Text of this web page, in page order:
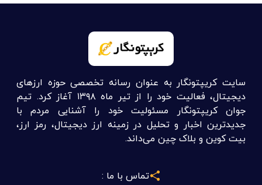
سایت کریپتونگار به عنوان رسانه تخصصی حوزه ارزهای
دیجیتال، فعالیت خود را از تیر ماه ۱۳۹۸ آغاز کرد. تیم
جوان کریپتونگار مسئولیت خود را آشنایی مردم با
جدیدترین اخبار و تحلیل در زمینه ارز دیجیتال، رمز ارز،
بیت کوین و بلاک چین می‌داند.
تماس با ما :